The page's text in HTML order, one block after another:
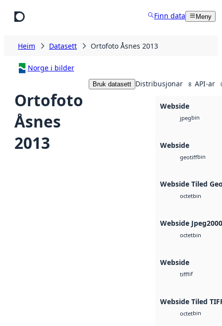
Finn data Meny
Heim Datasett Ortofoto Åsnes 2013
Norge i bilder
Ortofoto
Åsnes
2013
Bruk datasett Distribusjonar 8 API-ar
Webside
jpegbin
Webside
geotiffbin
Webside Tiled
octetbin
Webside Jpeg2000
octetbin
Webside
tifftif
Webside Tiled
octetbin